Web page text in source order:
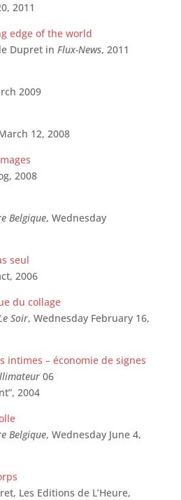
2011
edge of the world
Dupret in Flux-News, 2011
2009
12, 2008
2008
Belgique, Wednesday
seul
2006
du collage
Soir, Wednesday February 16,
intimes – économie de signes
06
2004
Belgique, Wednesday June 4,
Les Editions de L’Heure,